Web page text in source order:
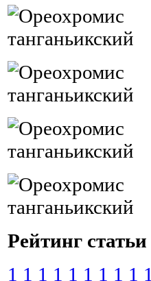
Рейтинг
1 1 1 1 1 1 1 1 1 1